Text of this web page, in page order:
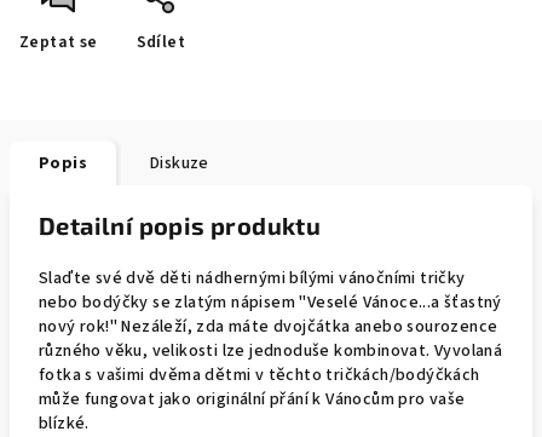
Zeptat se Sdílet
Popis Diskuze
Detailní popis produktu
Slaďte své dvě děti nádhernými bílými vánočními tričky
nebo bodýčky se zlatým nápisem "Veselé Vánoce...a šťastný
nový rok!" Nezáleží, zda máte dvojčátka anebo sourozence
různého věku, velikosti lze jednoduše kombinovat. Vyvolaná
fotka s vašimi dvěma dětmi v těchto tričkách/bodýčkách
může fungovat jako originální přání k Vánocům pro vaše
blízké.